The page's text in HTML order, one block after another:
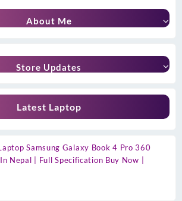
About Me
Store Updates
Latest Laptop
Samsung Galaxy Book 4 Pro 360
Nepal | Full Specification Buy Now |